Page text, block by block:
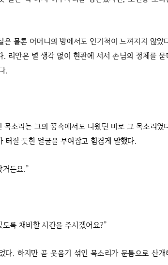
은 물론 어머니의 방에서도 인기척이 느껴지지 않았
. 리안은 별 생각 없이 현관에 서서 손님의 정체를
.
목소리는 그의 꿈속에서도 나왔던 바로 그 목소리였
터질 듯한 얼굴을 부여잡고 힘겹게 말했다.
든요.”
록 채비할 시간을 주시겠어요?”
다. 하지만 곧 웃음기 섞인 목소리가 문틈으로 산개